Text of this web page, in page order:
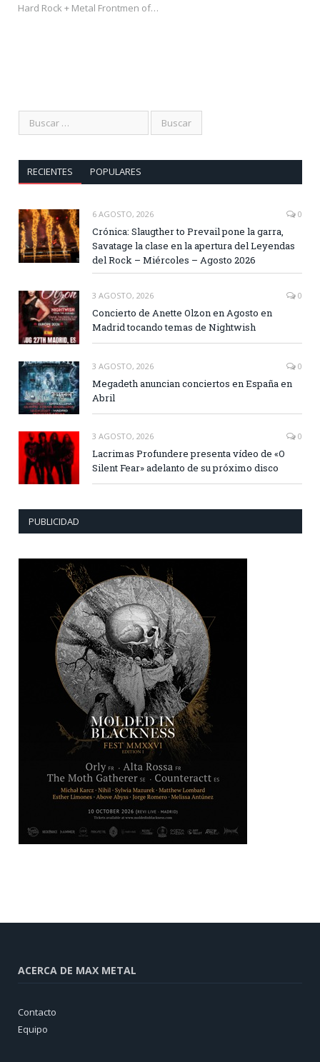
Hard Rock + Metal Frontmen of…
RECIENTES POPULARES
6 AGOSTO, 2026 0
Crónica: Slaugther to Prevail pone la garra,
Savatage la clase en la apertura del Leyendas
del Rock – Miércoles – Agosto 2026
3 AGOSTO, 2026 0
Concierto de Anette Olzon en Agosto en
Madrid tocando temas de Nightwish
3 AGOSTO, 2026 0
Megadeth anuncian conciertos en España en
Abril
3 AGOSTO, 2026 0
Lacrimas Profundere presenta vídeo de «O
Silent Fear» adelanto de su próximo disco
PUBLICIDAD
ACERCA DE MAX METAL
Contacto
Equipo